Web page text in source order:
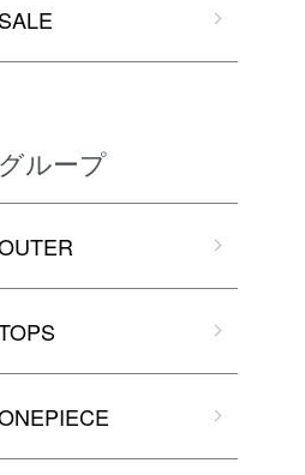
SALE
グループ